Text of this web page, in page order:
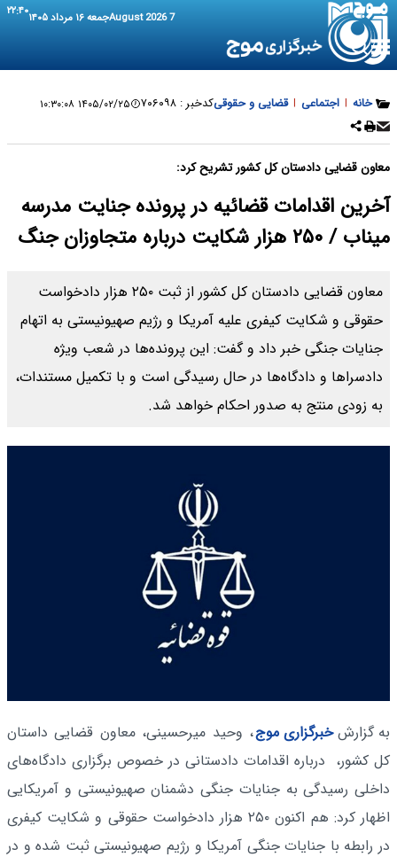
7 August 2026 جمعه ۱۶ مرداد ۱۴۰۵ ۲۲:۴۰
خانه | اجتماعی | قضایی و حقوقیکدخبر : ۷۰۶۰۹۸ ۱۴۰۵/۰۲/۲۵ ۱۰:۳۰:۰۸
معاون قضایی دادستان کل کشور تشریح کرد:
آخرین اقدامات قضائیه در پرونده جنایت مدرسه
میناب / ۲۵۰ هزار شکایت درباره متجاوزان جنگ
​معاون قضایی دادستان کل کشور از ثبت ۲۵۰ هزار دادخواست
حقوقی و شکایت کیفری علیه آمریکا و رژیم صهیونیستی به اتهام
جنایات جنگی خبر داد و گفت: این پرونده‌ها در شعب ویژه
دادسراها و دادگاه‌ها در حال رسیدگی است و با تکمیل مستندات،
به زودی منتج به صدور احکام خواهد شد.
به گزارشخبرگزاری موج، وحید میرحسینی، معاون قضایی داستان
کل کشور، درباره اقدامات دادستانی در خصوص برگزاری دادگاه‌های
داخلی رسیدگی به جنایات جنگی دشمنان صهیونیستی و آمریکایی
اظهار کرد: هم اکنون ۲۵۰ هزار دادخواست حقوقی و شکایت کیفری
در رابطه با جنایات جنگی آمریکا و رژیم صهیونیستی ثبت شده و در